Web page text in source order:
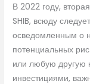
В 2022 году,
SHIB, всюду
осведомленным о
потенциальных
или любую другую
инвестициями,